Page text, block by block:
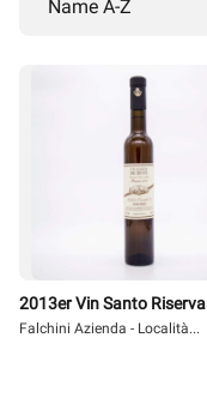
2013er Vin Santo Riserva
0,375 l - Falchini
Falchini Azienda - Località...